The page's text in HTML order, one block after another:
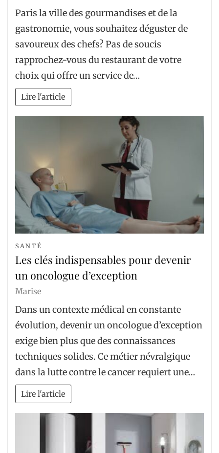
Paris la ville des gourmandises et de la
gastronomie, vous souhaitez déguster de
savoureux des chefs? Pas de soucis
rapprochez-vous du restaurant de votre
choix qui offre un service de…
Lire l'article
SANTÉ
Les clés indispensables pour devenir
un oncologue d’exception
Marise
Dans un contexte médical en constante
évolution, devenir un oncologue d’exception
exige bien plus que des connaissances
techniques solides. Ce métier névralgique
dans la lutte contre le cancer requiert une…
Lire l'article